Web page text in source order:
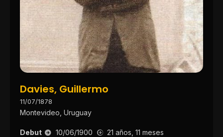
Davies, Guillermo
11/07/1878
Montevideo, Uruguay
Debut 10/06/1900 21 años, 11 meses